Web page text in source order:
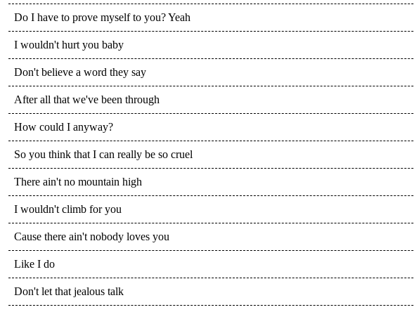
Do I have to prove myself to you? Yeah
I wouldn't hurt you baby
Don't believe a word they say
After all that we've been through
How could I anyway?
So you think that I can really be so cruel
There ain't no mountain high
I wouldn't climb for you
Cause there ain't nobody loves you
Like I do
Don't let that jealous talk